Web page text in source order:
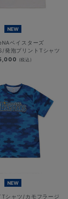
NEW
ベイスターズ
発泡プリントTシャツ
(税込)
NEW
Tシャツ/カモフラージ